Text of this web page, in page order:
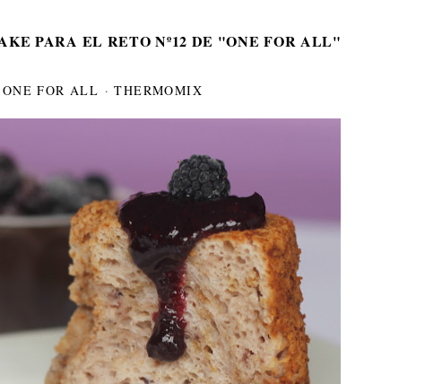
PARA EL RETO Nº12 DE "ONE FOR ALL"
ONE FOR ALL ·THERMOMIX